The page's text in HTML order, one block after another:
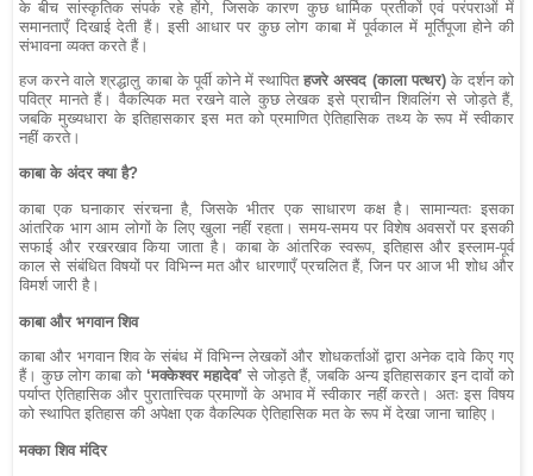
के बीच सांस्कृतिक संपर्क रहे होंगे, जिसके कारण कुछ धार्मिक प्रतीकों एवं परंपराओं में
समानताएँ दिखाई देती हैं। इसी आधार पर कुछ लोग काबा में पूर्वकाल में मूर्तिपूजा होने की
संभावना व्यक्त करते हैं।
हज करने वाले श्रद्धालु काबा के पूर्वी कोने में स्थापितहजरे अस्वद (काला पत्थर)के दर्शन को
पवित्र मानते हैं। वैकल्पिक मत रखने वाले कुछ लेखक इसे प्राचीन शिवलिंग से जोड़ते हैं,
जबकि मुख्यधारा के इतिहासकार इस मत को प्रमाणित ऐतिहासिक तथ्य के रूप में स्वीकार
नहीं करते।
काबा के अंदर क्या है?
काबा एक घनाकार संरचना है, जिसके भीतर एक साधारण कक्ष है। सामान्यतः इसका
आंतरिक भाग आम लोगों के लिए खुला नहीं रहता। समय-समय पर विशेष अवसरों पर इसकी
सफाई और रखरखाव किया जाता है। काबा के आंतरिक स्वरूप, इतिहास और इस्लाम-पूर्व
काल से संबंधित विषयों पर विभिन्न मत और धारणाएँ प्रचलित हैं, जिन पर आज भी शोध और
विमर्श जारी है।
काबा और भगवान शिव
काबा और भगवान शिव के संबंध में विभिन्न लेखकों और शोधकर्ताओं द्वारा अनेक दावे किए गए
हैं। कुछ लोग काबा को ‘मक्केश्वर महादेव’ से जोड़ते हैं, जबकि अन्य इतिहासकार इन दावों को
पर्याप्त ऐतिहासिक और पुरातात्त्विक प्रमाणों के अभाव में स्वीकार नहीं करते। अतः इस विषय
को स्थापित इतिहास की अपेक्षा एक वैकल्पिक ऐतिहासिक मत के रूप में देखा जाना चाहिए।
मक्का शिव मंदिर